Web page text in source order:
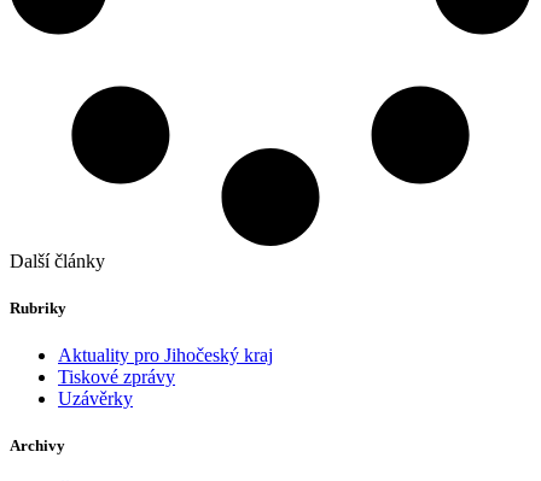
Další články
Rubriky
Aktuality pro Jihočeský kraj
Tiskové zprávy
Uzávěrky
Archivy